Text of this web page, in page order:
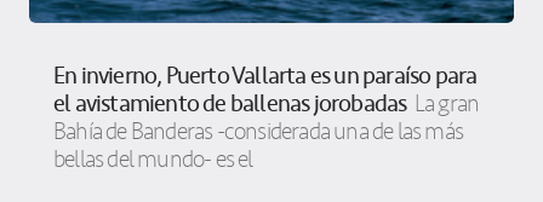
En invierno, Puerto Vallarta es un paraíso para
el avistamiento de ballenas jorobadas La gran
Bahía de Banderas -considerada una de las más
bellas del mundo- es el